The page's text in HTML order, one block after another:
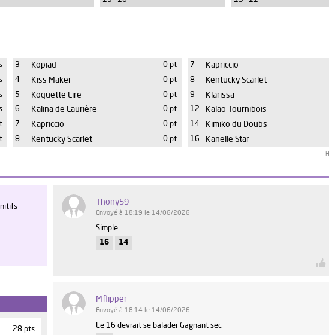
3 Kopiad
0 pt
4
Kiss Maker
0 pt
5
Koquette Lire
0 pt
6
Kalina de Laurière
0 pt
7
Kapriccio
0 pt
8
Kentucky Scarlet 0 pt
7 Kapriccio
8
Kentucky Scarlet
9
Klarissa
12
Kalao Tournibois
14
Kimiko du Doubs
16
Kanelle Star
28 pts
Thony59
Envoyé à 18:19 le 14/06/2026
Simple
16
14
Mflipper
Envoyé à 18:14 le 14/06/2026
Le 16 devrait se balader Gagnant sec